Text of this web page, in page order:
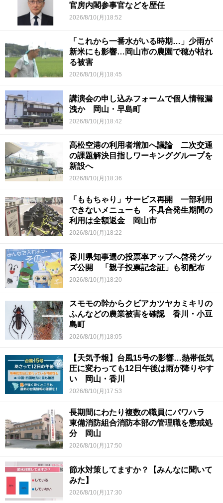
官房内閣参事官などを歴任
2026/8/10(月)18:52
「これから一番水がいる時期…」少雨が
新米にも影響…岡山市の農園で穂が枯れ
る被害
2026/8/10(月)18:45
講演会の申し込みフォームで個人情報漏
洩か 岡山・早島町
2026/8/10(月)18:42
高松空港の利用者増加へ議論 二次交通
の課題解決目指しワーキンググループを
新設へ
2026/8/10(月)18:36
「ももちゃり」サービス再開 一部利用
できないメニューも 不具合発生期間の
利用は全額返金 岡山市
2026/8/10(月)18:22
香川県知事選の投票率アップへ啓発グッ
ズ公開 「親子投票記念証」も初配布
2026/8/10(月)18:20
スモモの幹からクビアカツヤカミキリの
ふんなどの農業被害を確認 香川・小豆
島町
2026/8/10(月)18:05
【天気予報】台風15号の影響…熱帯低気
圧に変わっても12日午後は雨が降りやす
い 岡山・香川
2026/8/10(月)17:53
長期間にわたり複数の職員にパワハラ
東備消防組合消防本部の管理職を懲戒処
分 岡山
2026/8/10(月)17:50
節水対策してますか？【みんなに聞いて
みた】
2026/8/10(月)17:30